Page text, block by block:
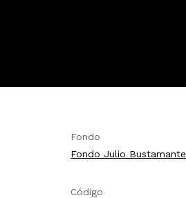
Fondo
Fondo Julio Bustamante
Código